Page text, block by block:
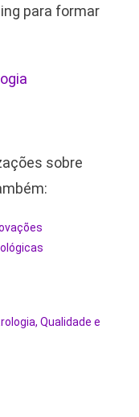
para formar
sobre
Qualidade e